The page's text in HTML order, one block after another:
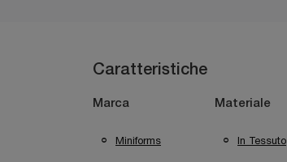
Caratteristiche
Marca
Miniforms
Materiale
In Tessuto